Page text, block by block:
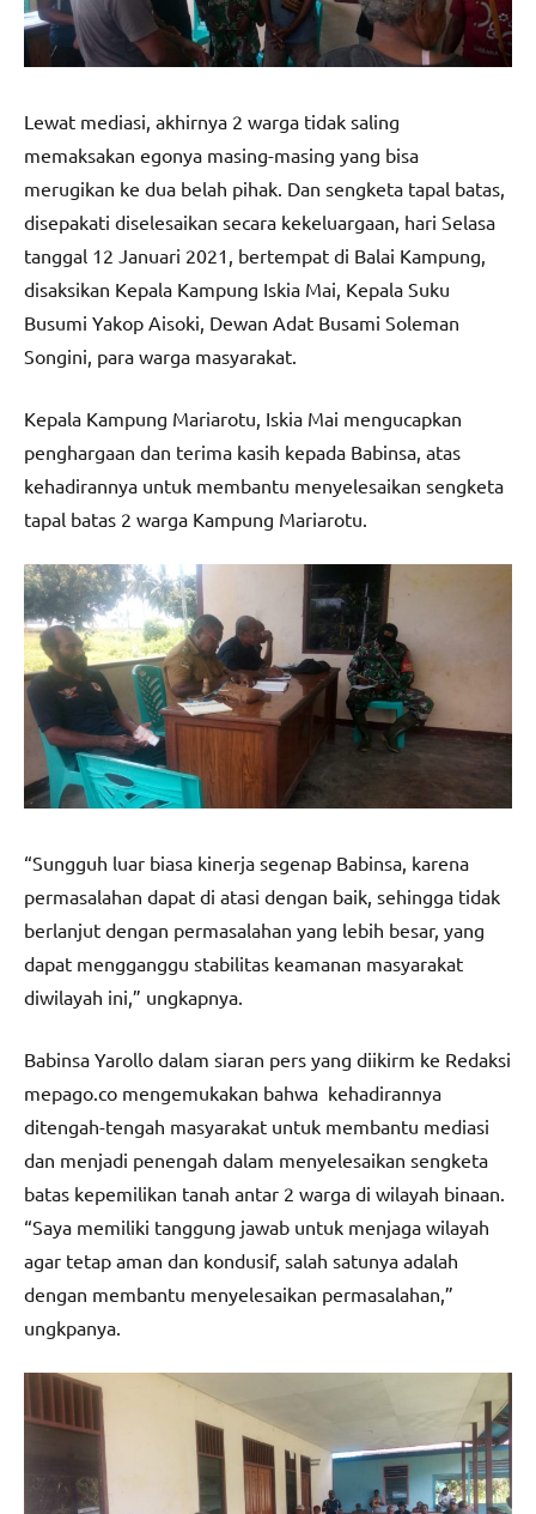
Lewat mediasi, akhirnya 2 warga tidak saling
memaksakan egonya masing-masing yang bisa
merugikan ke dua belah pihak. Dan sengketa tapal batas,
disepakati diselesaikan secara kekeluargaan, hari Selasa
tanggal 12 Januari 2021, bertempat di Balai Kampung,
disaksikan Kepala Kampung Iskia Mai, Kepala Suku
Busumi Yakop Aisoki, Dewan Adat Busami Soleman
Songini, para warga masyarakat.
Kepala Kampung Mariarotu, Iskia Mai mengucapkan
penghargaan dan terima kasih kepada Babinsa, atas
kehadirannya untuk membantu menyelesaikan sengketa
tapal batas 2 warga Kampung Mariarotu.
“Sungguh luar biasa kinerja segenap Babinsa, karena
permasalahan dapat di atasi dengan baik, sehingga tidak
berlanjut dengan permasalahan yang lebih besar, yang
dapat mengganggu stabilitas keamanan masyarakat
diwilayah ini,” ungkapnya.
Babinsa Yarollo dalam siaran pers yang diikirm ke Redaksi
mepago.co mengemukakan bahwa kehadirannya
ditengah-tengah masyarakat untuk membantu mediasi
dan menjadi penengah dalam menyelesaikan sengketa
batas kepemilikan tanah antar 2 warga di wilayah binaan.
“Saya memiliki tanggung jawab untuk menjaga wilayah
agar tetap aman dan kondusif, salah satunya adalah
dengan membantu menyelesaikan permasalahan,”
ungkpanya.